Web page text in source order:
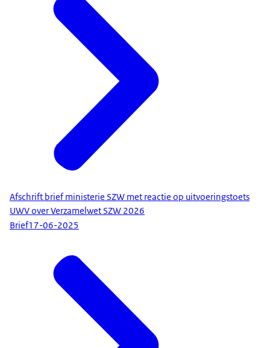
Afschrift brief ministerie SZW met reactie op uitvoeringstoets
UWV over Verzamelwet SZW 2026
Brief17-06-2025